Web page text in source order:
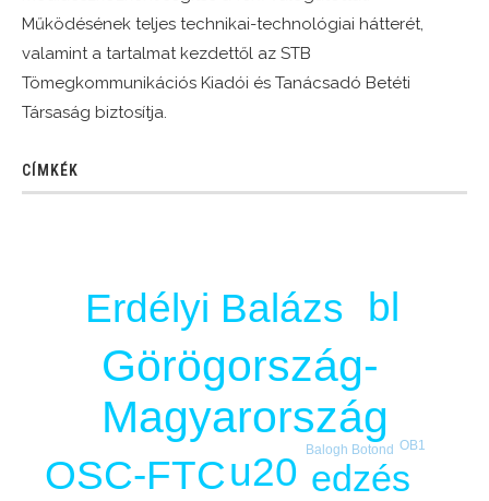
Működésének teljes technikai-technológiai hátterét,
valamint a tartalmat kezdettől az STB
Tömegkommunikációs Kiadói és Tanácsadó Betéti
Társaság biztosítja.
CÍMKÉK
Görögország-
Magyarország
bl
Erdélyi Balázs
OSC-FTCu20 edzés
Balogh Botond OB1